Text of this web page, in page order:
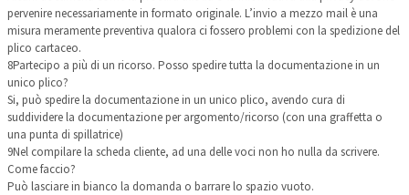
pervenire necessariamente in formato originale. L’invio a mezzo mail è una
misura meramente preventiva qualora ci fossero problemi con la spedizione del
plico cartaceo.
8Partecipo a più di un ricorso. Posso spedire tutta la documentazione in un
unico plico?
Si, può spedire la documentazione in un unico plico, avendo cura di
suddividere la documentazione per argomento/ricorso (con una graffetta o
una punta di spillatrice)
9Nel compilare la scheda cliente, ad una delle voci non ho nulla da scrivere.
Come faccio?
Può lasciare in bianco la domanda o barrare lo spazio vuoto.